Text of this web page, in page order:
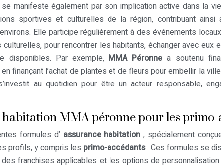
se manifeste également par son implication active dans la
sportives et culturelles de la région, contribuant ainsi
Elle participe régulièrement à des événements
pour rencontrer les habitants, échanger avec eux
disponibles. Par exemple, MMA Péronnea soutenu
finançant l’achat de plantes et de fleurs pour embellir la
au quotidien pour être un acteur responsable,
habitation MMA péronne pour les
formules d’ assurance habitation, spécialement
profils, y compris les primo-accédants. Ces formules se
franchises applicables et les options de